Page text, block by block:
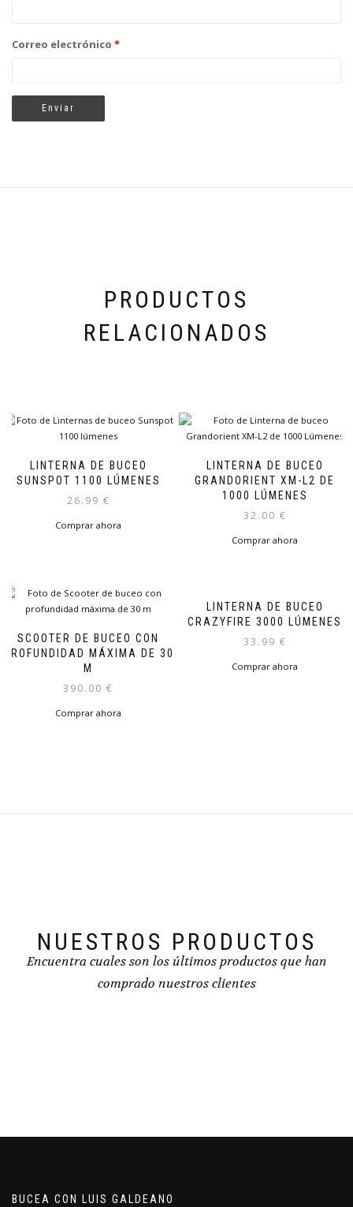
Correo electrónico *
PRODUCTOS
RELACIONADOS
LINTERNA DE BUCEO
SUNSPOT 1100 LÚMENES
26.99 €
Comprar ahora
LINTERNA DE BUCEO
GRANDORIENT XM-L2 DE
1000 LÚMENES
32.00 €
Comprar ahora
SCOOTER DE BUCEO CON
PROFUNDIDAD MÁXIMA DE 30
M
390.00 €
Comprar ahora
LINTERNA DE BUCEO
CRAZYFIRE 3000 LÚMENES
33.99 €
Comprar ahora
NUESTROS PRODUCTOS
Encuentra cuales son los últimos productos que han
comprado nuestros clientes
BUCEA CON LUIS GALDEANO